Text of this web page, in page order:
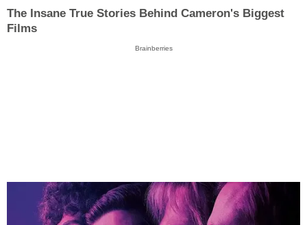
The Insane True Stories Behind Cameron's Biggest
Films
Brainberries